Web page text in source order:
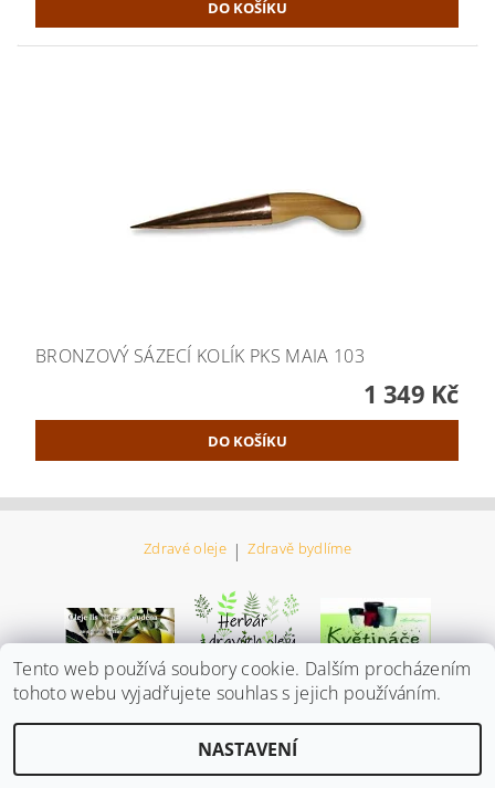
BRONZOVÝ SÁZECÍ KOLÍK PKS MAIA 103
1 349 Kč
Zdravé oleje | Zdravě bydlíme
Biozdroj všeho co potřebujete , všechna práva vyhrazena
nastavení cookies
Tento web používá soubory cookie. Dalším procházením
tohoto webu vyjadřujete souhlas s jejich používáním.
NASTAVENÍ